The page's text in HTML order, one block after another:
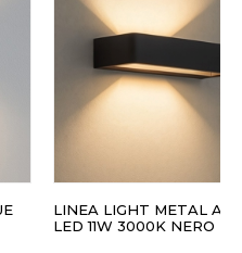
LINEA LIGHT METAL
LED 11W 3000K NERO